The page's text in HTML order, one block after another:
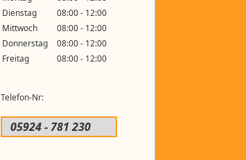
Dienstag
08:00 - 12:00
Mittwoch
08:00 - 12:00
Donnerstag
08:00 - 12:00
Freitag
08:00 - 12:00
Telefon-Nr:
05924 - 781 230